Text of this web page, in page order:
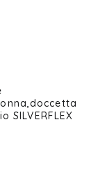
SILVERFLEX